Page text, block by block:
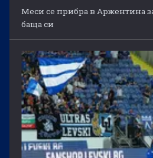
Меси се прибра в Аржентина
баща си